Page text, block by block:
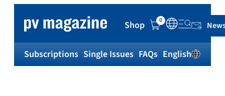
Shop 0
Subscriptions Single Issues FAQs English